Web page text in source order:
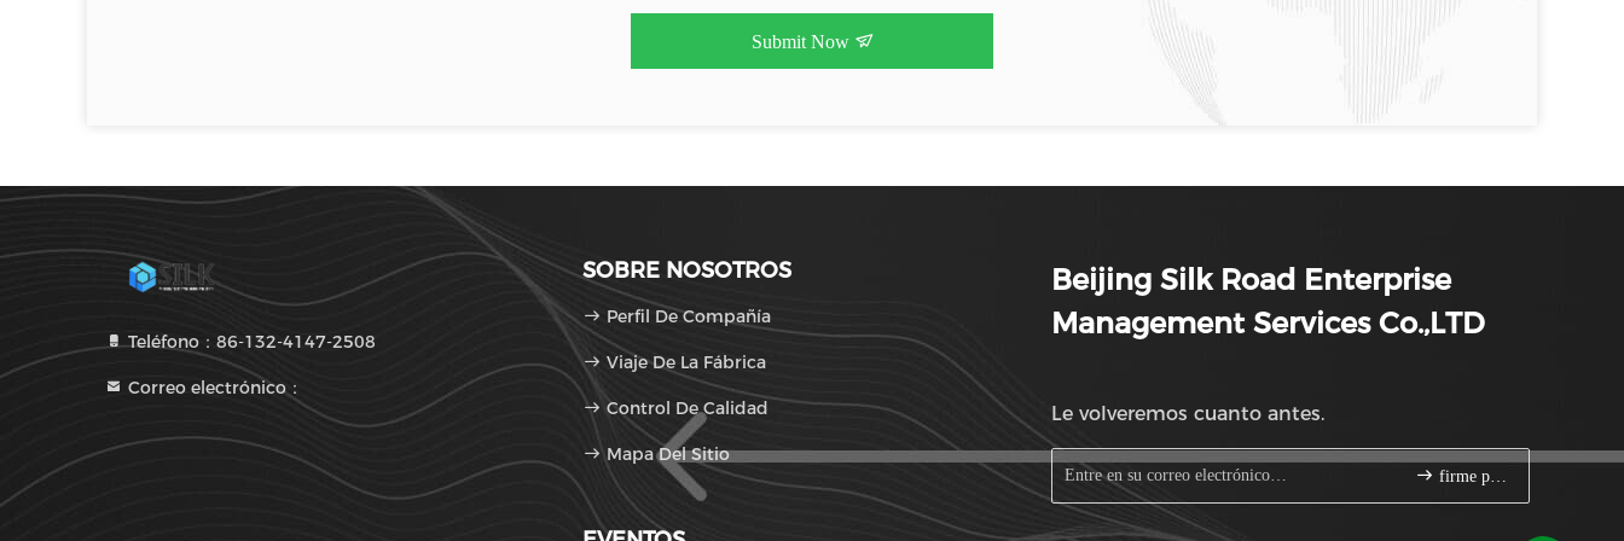
Submit Now
Teléfono：86-132-4147-2508
Correo electrónico：
SOBRE NOSOTROS
Perfil De Compañía
Viaje De La Fábrica
Control De Calidad
Mapa Del Sitio
Beijing Silk Road Enterprise
Management Services Co.,LTD
Le volveremos cuanto antes.
firme para arriba